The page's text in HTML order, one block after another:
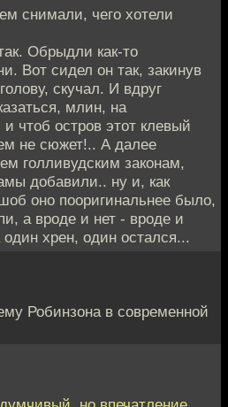
снимали, чего хотели
Обрыдли как-то
Вот сидел он так, закинув
скучал. И вдруг
млин, на
чтоб остров этот клевый
не сюжет!.. А далее
голливудским законам,
добавили.. ну и, как
оно пооригинальнее было,
а вроде и нет - вроде и
хрен, один остался...
Робинзона в современной